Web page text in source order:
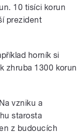
10 tisíci korun
prezident
horník si
zhruba 1300 korun
vzniku a
starosta
z budoucích